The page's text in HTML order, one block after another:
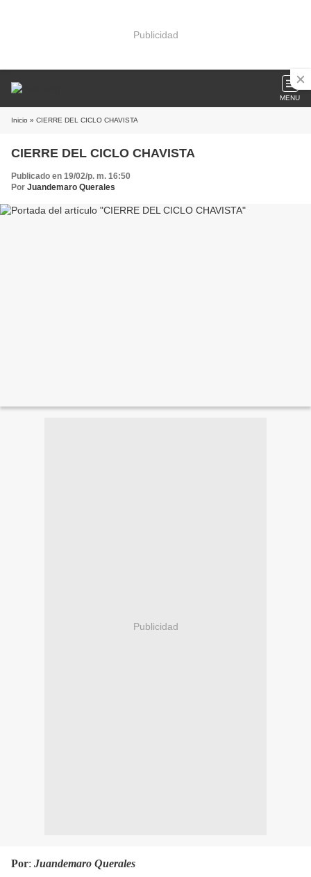
Publicidad
MENU
Inicio » CIERRE DEL CICLO CHAVISTA
CIERRE DEL CICLO CHAVISTA
Publicado en 19/02/p. m. 16:50
Por Juandemaro Querales
Publicidad
Por: Juandemaro Querales